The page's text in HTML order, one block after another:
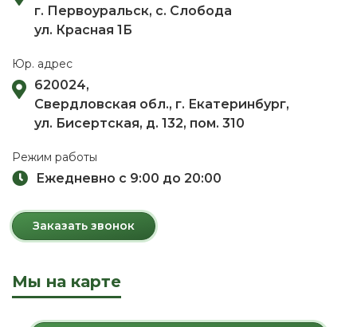
г. Первоуральск, с. Слобода
ул. Красная 1Б
Юр. адрес
620024,
Свердловская обл., г. Екатеринбург,
ул. Бисертская, д. 132, пом. 310
Режим работы
Ежедневно с 9:00 до 20:00
Заказать звонок
Мы на карте